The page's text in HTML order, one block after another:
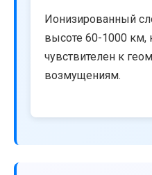
Ионизированный
высоте 60-1000 км,
чувствителен к
возмущениям.